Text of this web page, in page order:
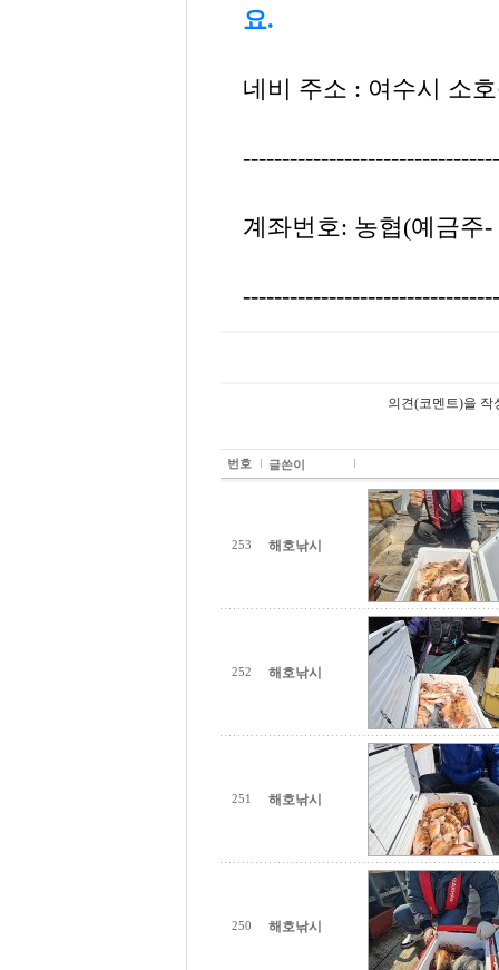
요.
네비 주소 : 여수시
계좌번호: 농협(예금주-
의견(코멘트)을 작
번호 글쓴이
253 해호낚시
252 해호낚시
251 해호낚시
250 해호낚시